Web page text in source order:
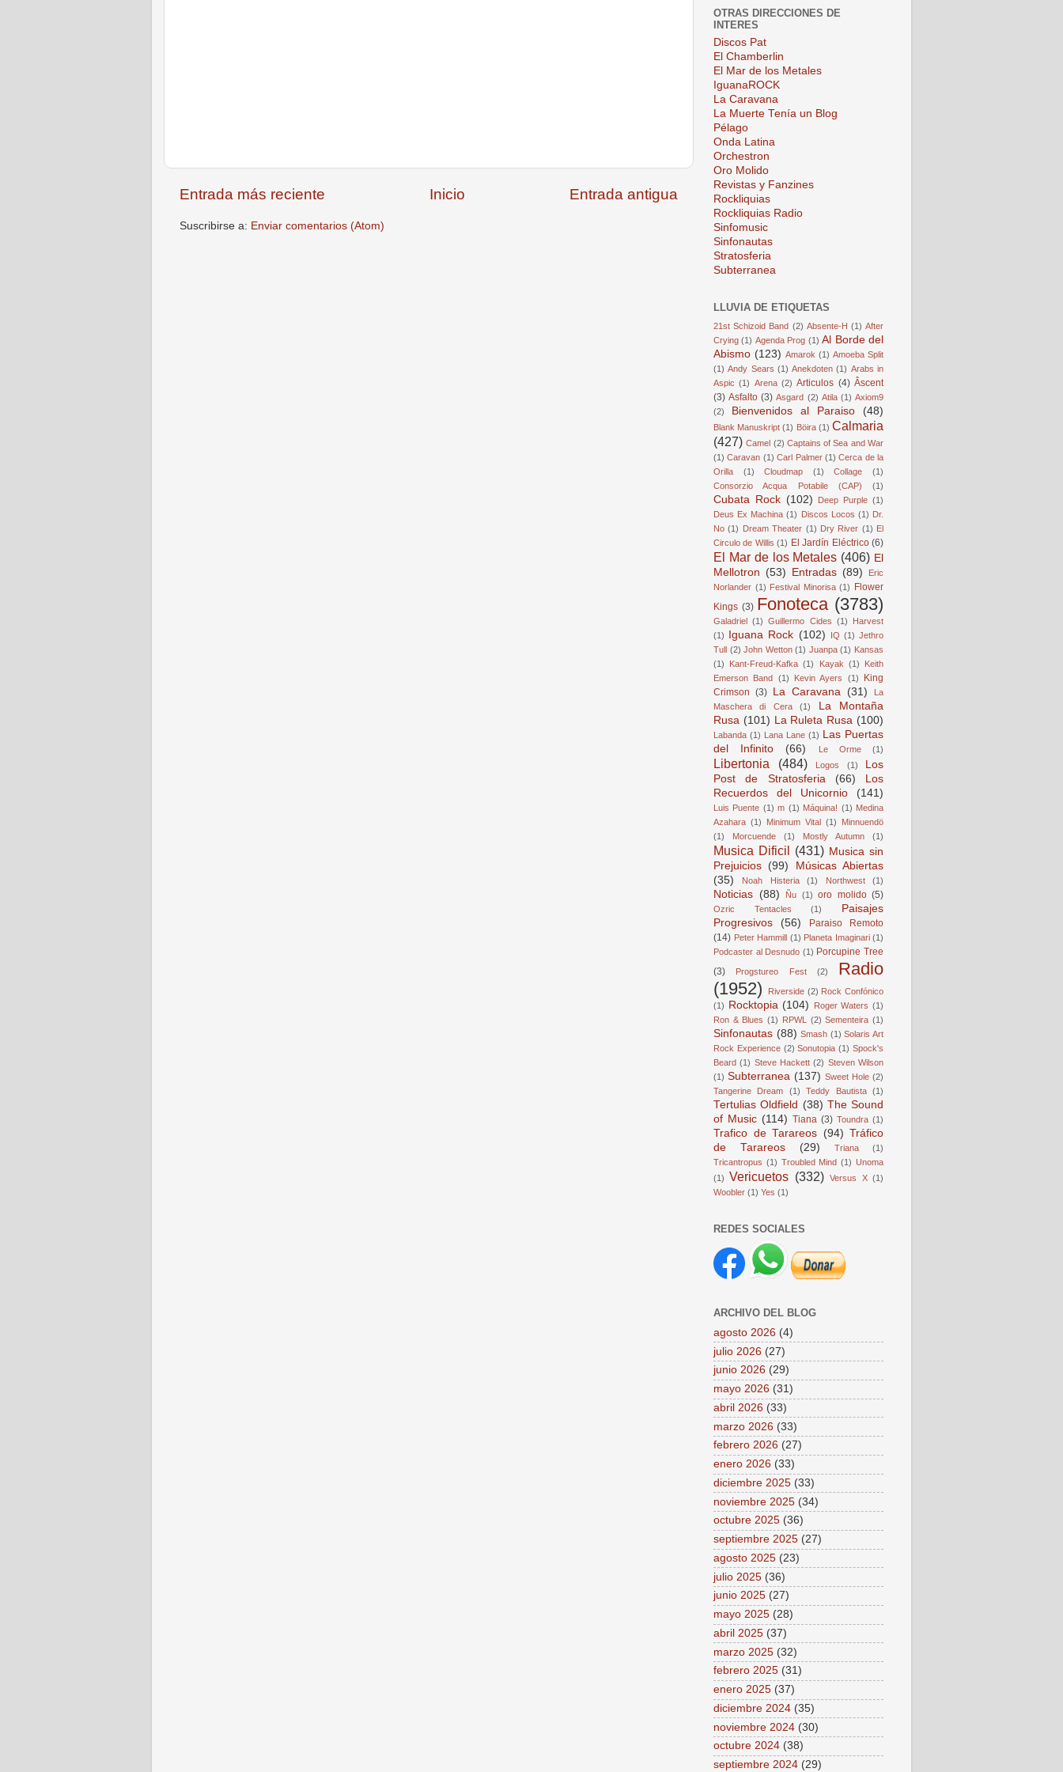
Entrada más reciente Entrada antigua
Inicio
Suscribirse a: Enviar comentarios (Atom)
OTRAS DIRECCIONES DE
INTERES
Discos Pat
El Chamberlin
El Mar de los Metales
IguanaROCK
La Caravana
La Muerte Tenía un Blog
Pélago
Onda Latina
Orchestron
Oro Molido
Revistas y Fanzines
Rockliquias
Rockliquias Radio
Sinfomusic
Sinfonautas
Stratosferia
Subterranea
LLUVIA DE ETIQUETAS
21st Schizoid Band (2) Absente-H (1) After
Crying (1) Agenda Prog (1) Al Borde del
Abismo (123) Amarok (1) Amoeba Split
(1) Andy Sears (1) Anekdoten (1) Arabs in
Aspic (1) Arena (2) Articulos (4) Âscent
(3) Asfalto (3) Asgard (2) Atila (1) Axiom9
(2)
Bienvenidos al Paraiso (48)
Blank Manuskript (1) Böira (1) Calmaria
(427) Camel (2) Captains of Sea and War
(1) Caravan (1) Carl Palmer (1) Cerca de la
Orilla
(1) Cloudmap (1) Collage
(1)
Consorzio Acqua Potabile (CAP)
(1)
Cubata Rock (102) Deep Purple (1)
Deus Ex Machina (1) Discos Locos (1) Dr.
No (1) Dream Theater (1) Dry River (1) El
Circulo de Willis (1) El Jardín Eléctrico (6)
El Mar de los Metales (406) El
Mellotron (53) Entradas (89)
Eric
Norlander (1) Festival Minorisa (1) Flower
Kings (3) Fonoteca (3783)
Galadriel (1) Guillermo Cides (1)
Harvest
(1) Iguana Rock (102) IQ (1) Jethro
Tull (2) John Wetton (1) Juanpa (1) Kansas
(1)
Kant-Freud-Kafka (1) Kayak (1)
Keith
Emerson Band (1) Kevin Ayers (1)
King
Crimson (3) La Caravana (31)
La
Maschera di Cera
(1)
La Montaña
Rusa (101) La Ruleta Rusa (100)
Labanda (1) Lana Lane (1) Las Puertas
del Infinito
(66) Le Orme (1)
Libertonia (484) Logos (1)
Los
Post de Stratosferia
(66)
Los
Recuerdos del Unicornio
(141)
Luis Puente (1) m (1) Máquina! (1) Medina
Azahara (1) Minimum Vital (1)
Minnuendö
(1)
Morcuende (1) Mostly Autumn (1)
Musica Dificil (431) Musica sin
Prejuicios (99)
Músicas Abiertas
(35)
Noah Histeria (1) Northwest (1)
Noticias (88) Ñu (1) oro molido (5)
Ozric Tentacles (1)
Paisajes
Progresivos
(56)
Paraiso Remoto
(14) Peter Hammill (1) Planeta Imaginari (1)
Podcaster al Desnudo (1) Porcupine Tree
(3)
Progstureo Fest (2)
Radio
(1952)
Riverside (2) Rock Confónico
(1) Rocktopia (104) Roger Waters (1)
Ron & Blues (1) RPWL (2) Sementeira (1)
Sinfonautas (88) Smash (1) Solaris Art
Rock Experience (2) Sonutopia (1) Spock's
Beard (1) Steve Hackett (2) Steven Wilson
(1) Subterranea (137) Sweet Hole (2)
Tangerine Dream
(1) Teddy Bautista (1)
Tertulias Oldfield (38) The Sound
of Music (114) Tiana (3) Toundra (1)
Trafico de Tarareos (94) Tráfico
de Tarareos
(29) Triana
(1)
Tricantropus (1) Troubled Mind (1) Unoma
(1)
Vericuetos (332) Versus X (1)
Woobler (1) Yes (1)
REDES SOCIALES
ARCHIVO DEL BLOG
agosto 2026 (4)
julio 2026 (27)
junio 2026 (29)
mayo 2026 (31)
abril 2026 (33)
marzo 2026 (33)
febrero 2026 (27)
enero 2026 (33)
diciembre 2025 (33)
noviembre 2025 (34)
octubre 2025 (36)
septiembre 2025 (27)
agosto 2025 (23)
julio 2025 (36)
junio 2025 (27)
mayo 2025 (28)
abril 2025 (37)
marzo 2025 (32)
febrero 2025 (31)
enero 2025 (37)
diciembre 2024 (35)
noviembre 2024 (30)
octubre 2024 (38)
septiembre 2024 (29)